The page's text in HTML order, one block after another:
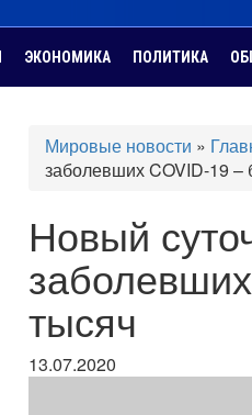
ЭКОНОМИКА ПОЛИТИКА
Мировые новости »
заболевших COVID-19 –
Новый
тысяч
13.07.2020